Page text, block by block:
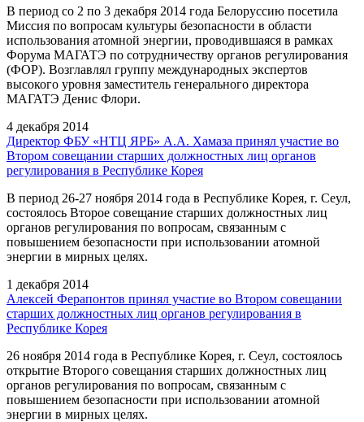
В период со 2 по 3 декабря 2014 года Белоруссию посетила
Миссия по вопросам культуры безопасности в области
использования атомной энергии, проводившаяся в рамках
Форума МАГАТЭ по сотрудничеству органов регулирования
(ФОР). Возглавлял группу международных экспертов
высокого уровня заместитель генерального директора
МАГАТЭ Денис Флори.
4 декабря 2014
Директор ФБУ «НТЦ ЯРБ» А.А. Хамаза принял участие во
Втором совещании старших должностных лиц органов
регулирования в Республике Корея
В период 26-27 ноября 2014 года в Республике Корея, г. Сеул,
состоялось Второе совещание старших должностных лиц
органов регулирования по вопросам, связанным с
повышением безопасности при использовании атомной
энергии в мирных целях.
1 декабря 2014
Алексей Ферапонтов принял участие во Втором совещании
старших должностных лиц органов регулирования в
Республике Корея
26 ноября 2014 года в Республике Корея, г. Сеул, состоялось
открытие Второго совещания старших должностных лиц
органов регулирования по вопросам, связанным с
повышением безопасности при использовании атомной
энергии в мирных целях.